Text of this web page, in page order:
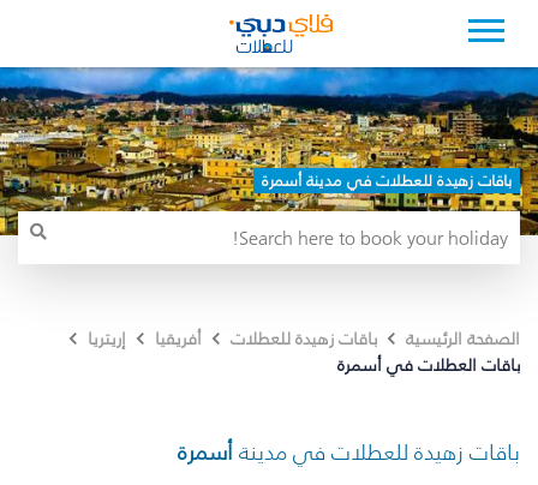
باقات زهيدة للعطلات في مدينة أسمرة
الصفحة الرئيسية باقات زهيدة للعطلات أفريقيا
إريتريا
باقات العطلات في أسمرة
باقات زهيدة للعطلات في مدينةأسمرة